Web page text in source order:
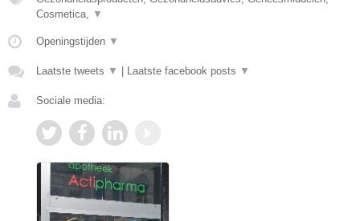
Cosmetica, ▼
Openingstijden ▼
Laatste tweets ▼ Laatste facebook posts ▼
Sociale media: